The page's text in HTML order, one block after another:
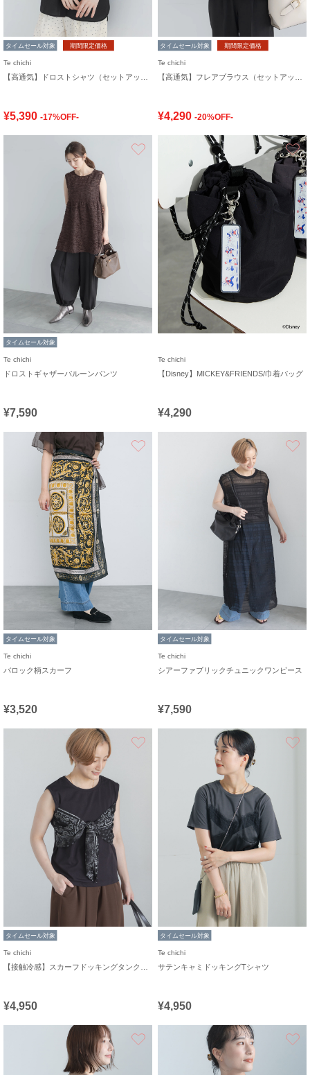
タイムセール対象 期間限定価格
Te chichi
¥5,390 -17%OFF-
タイムセール対象 期間限定価格
Te chichi
¥4,290 -20%OFF-
タイムセール対象
Te chichi
ドロストギャザーバルーンパンツ
¥7,590
Te chichi
【Disney】MICKEY&FRIENDS/巾着バッグ
¥4,290
タイムセール対象
Te chichi
バロック柄スカーフ
¥3,520
タイムセール対象
Te chichi
シアーファブリックチュニックワンピース
¥7,590
タイムセール対象
Te chichi
¥4,950
タイムセール対象
Te chichi
サテンキャミドッキングTシャツ
¥4,950